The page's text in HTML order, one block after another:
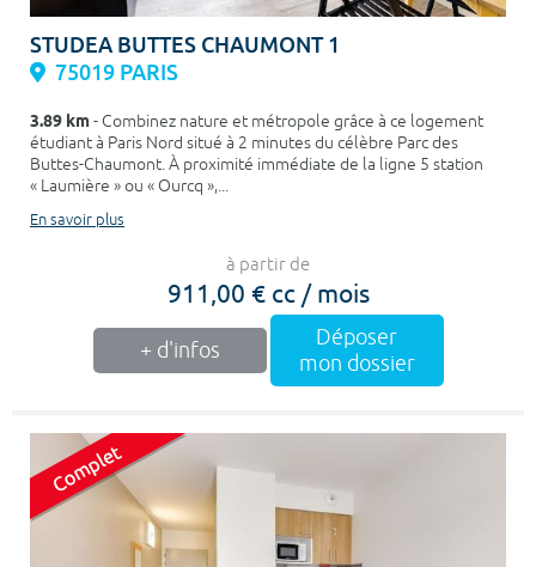
STUDEA BUTTES CHAUMONT 1
75019 PARIS
3.89 km- Combinez nature et métropole grâce à ce logement
étudiant à Paris Nord situé à 2 minutes du célèbre Parc des
Buttes-Chaumont. À proximité immédiate de la ligne 5 station
« Laumière » ou « Ourcq »,...
En savoir plus
à partir de
911,00 € cc / mois
+ d'infos
Déposer
mon dossier